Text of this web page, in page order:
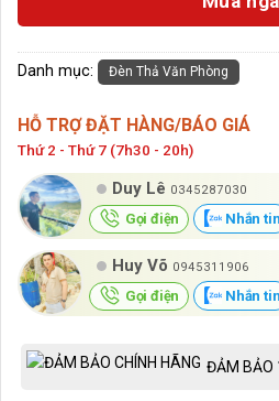
Danh mục: Đèn Thả Văn Phòng
HỖ TRỢ ĐẶT HÀNG/BÁO GIÁ
Thứ 2 - Thứ 7 (7h30 - 20h)
Duy Lê 0345287030
Gọi điện Nhắn tin
Huy Võ 0945311906
Gọi điện Nhắn tin
ĐẢM BẢO